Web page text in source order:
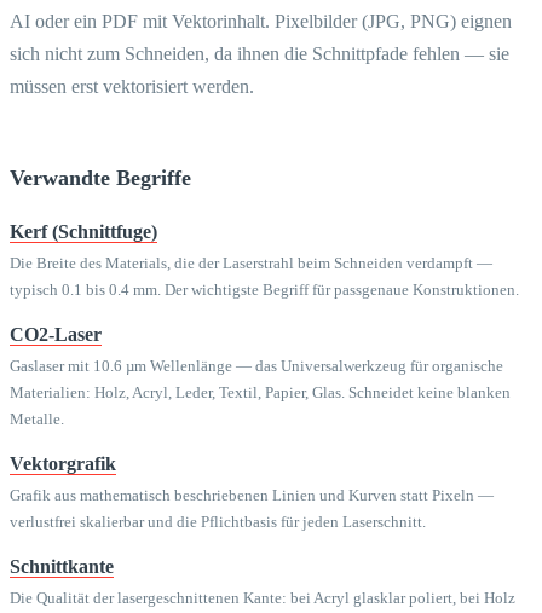
AI oder ein PDF mit Vektorinhalt. Pixelbilder (JPG, PNG) eignen
sich nicht zum Schneiden, da ihnen die Schnittpfade fehlen — sie
müssen erst vektorisiert werden.
Verwandte Begriffe
Kerf (Schnittfuge)
Die Breite des Materials, die der Laserstrahl beim Schneiden verdampft —
typisch 0.1 bis 0.4 mm. Der wichtigste Begriff für passgenaue Konstruktionen.
CO2-Laser
Gaslaser mit 10.6 µm Wellenlänge — das Universalwerkzeug für organische
Materialien: Holz, Acryl, Leder, Textil, Papier, Glas. Schneidet keine blanken
Metalle.
Vektorgrafik
Grafik aus mathematisch beschriebenen Linien und Kurven statt Pixeln —
verlustfrei skalierbar und die Pflichtbasis für jeden Laserschnitt.
Schnittkante
Die Qualität der lasergeschnittenen Kante: bei Acryl glasklar poliert, bei Holz